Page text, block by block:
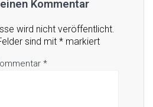
Kommentar
wird nicht veröffentlicht.
sind mit *markiert
*